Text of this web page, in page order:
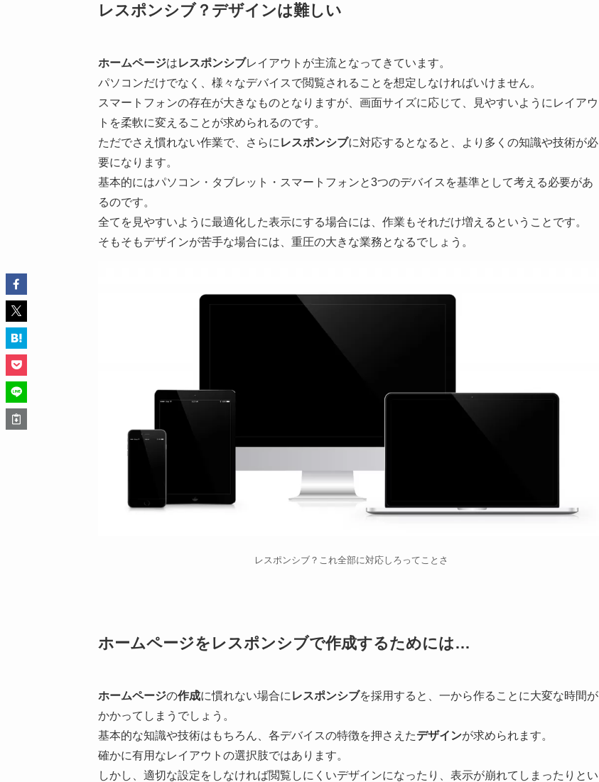
レスポンシブ？ デザインは難しい
ホームページはレスポンシブレイアウトが主流となってきています。
パソコンだけでなく、様々なデバイスで閲覧されることを想定しなければいけません。
スマートフォンの存在が大きなものとなりますが、画面サイズに応じて、見やすいようにレイアウ
トを柔軟に変えることが求められるのです。
ただでさえ慣れない作業で、さらに レスポンシブに対応するとなると、より多くの知識や技術が必
要になります。
基本的にはパソコン・タブレット・スマートフォンと3つのデバイスを基準として考える必要があ
るのです。
全てを見やすいように最適化した表示にする場合には、作業もそれだけ増えるということです。
そもそもデザインが苦手な場合には、重圧の大きな業務となるでしょう。
レスポンシブ？これ全部に対応しろってことさ
ホームページを レスポンシブで作成するためには…
ホームページの作成に慣れない場合に レスポンシブを採用すると、一から作ることに大変な時間が
かかってしまうでしょう。
基本的な知識や技術はもちろん、各デバイスの特徴を押さえたデザインが求められます。
確かに有用なレイアウトの選択肢ではあります。
しかし、適切な設定をしなければ閲覧しにくいデザインになったり、表示が崩れてしまったりとい